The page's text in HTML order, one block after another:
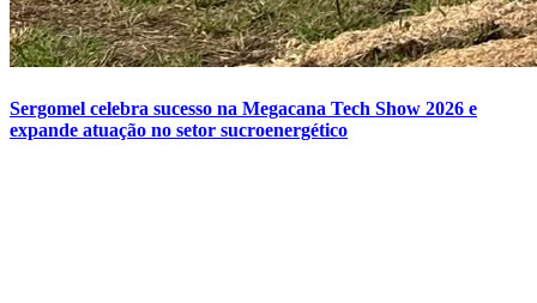
Sergomel celebra sucesso na Megacana Tech Show 2026 e
expande atuação no setor sucroenergético